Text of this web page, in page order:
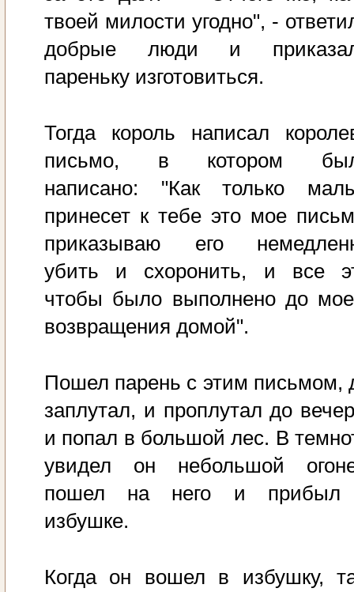
твоей милости угодно", -
добрые люди и
пареньку изготовиться.
Тогда король написал
письмо, в котором
написано: "Как только
принесет к тебе это мое
приказываю его
убить и схоронить, и все
чтобы было выполнено до
возвращения домой".
Пошел парень с этим письмом,
заплутал, и проплутал до
и попал в большой лес. В
увидел он небольшой
пошел на него и прибыл
избушке.
Когда он вошел в избушку,